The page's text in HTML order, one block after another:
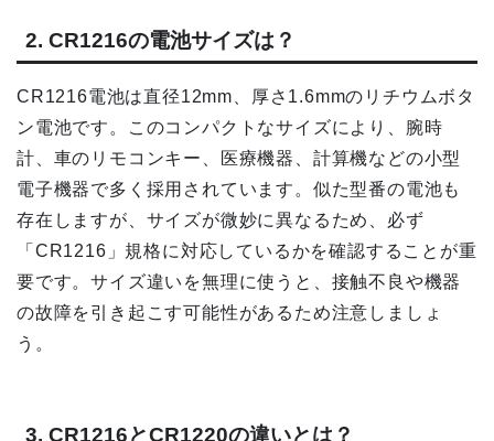
2. CR1216の電池サイズは？
CR1216電池は直径12mm、厚さ1.6mmのリチウムボタ
ン電池です。このコンパクトなサイズにより、腕時
計、車のリモコンキー、医療機器、計算機などの小型
電子機器で多く採用されています。似た型番の電池も
存在しますが、サイズが微妙に異なるため、必ず
「CR1216」規格に対応しているかを確認することが重
要です。サイズ違いを無理に使うと、接触不良や機器
の故障を引き起こす可能性があるため注意しましょ
う。
3. CR1216とCR1220の違いとは？